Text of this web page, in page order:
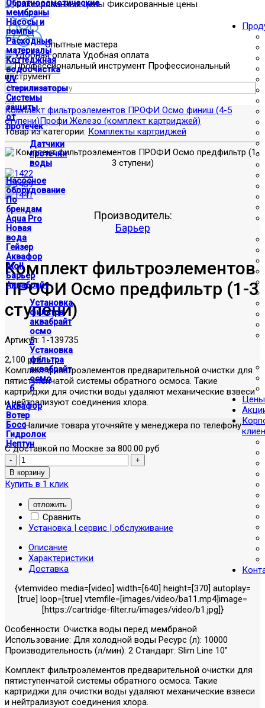
Обратноосмотические
мембраны
Насосы и
помпы
Расходные
материалы
Коттеджная
водоочистка
UV
стерилизаторы
Системы
защиты
от
протечек
Датчики
протечки
воды
Насосное
оборудование
По
брендам
Aqua Pro
Новая
вода
Гейзер
Аквафор
Atoll
Барьер
Аквабрайт
Установка
фильтра
аквабрайт
осмо
5
Установка
фильтра
аквабрайт
осмо
6
Аквафор
Вотер
Босс
Гидролок
Нептун
Цены
Фиксированные цены
Опытные мастера
Удобная оплата
Профессиональный
инструмент
Комплект фильтроэлементов ПРОФИ Осмо финиш (4-5
ступени)Профи Железо (комплект картриджей)
Товар из категории: Комплекты картриджей
Производитель:
Барьер
Комплект фильтроэлементов
ПРОФИ Осмо предфильтр (1-3
ступени)
Артикул: 1-139735
2,100 руб
Комплект фильтроэлементов предварительной очистки для
пятиступенчатой системы обратного осмоса. Такие
картриджи для очистки воды удаляют механические взвеси
и нейтрализуют соединения хлора.
Наличие товара уточняйте у менеджера по телефону
С доставкой по Москве за 800.00 руб
Купить в 1 клик
отложить
Сравнить
Установка | сервис | обслуживание
Описание
Характеристики
Доставка
{vtemvideo media=[video] width=[640] height=[370] autoplay=
[true] loop=[true] vtemfile=[images/video/ba11.mp4]image=
[https://cartridge-filter.ru/images/video/b1.jpg]}
Особенности: Очистка воды перед мембраной
Использование: Для холодной воды Ресурс (л): 10000
Производительность (л/мин): 2 Стандарт: Slim Line 10"
Комплект фильтроэлементов предварительной очистки для
пятиступенчатой системы обратного осмоса. Такие
картриджи для очистки воды удаляют механические взвеси
и нейтрализуют соединения хлора.